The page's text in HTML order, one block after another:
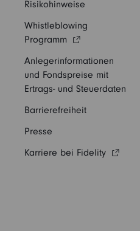
Risikohinweise
Whistleblowing
Programm
Anlegerinformationen
und Fondspreise mit
Ertrags- und Steuerdaten
Barrierefreiheit
Presse
Karriere bei Fidelity